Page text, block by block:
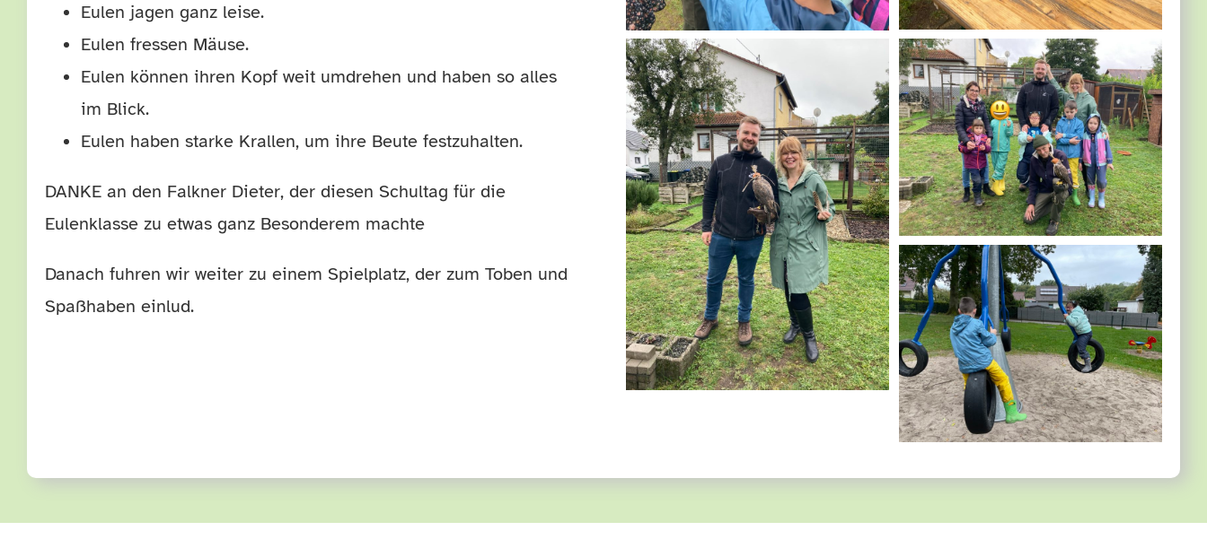
Eulen jagen ganz leise.
Eulen fressen Mäuse.
Eulen können ihren Kopf weit umdrehen und haben so alles
im Blick.
Eulen haben starke Krallen, um ihre Beute festzuhalten.
DANKE an den Falkner Dieter, der diesen Schultag für die
Eulenklasse zu etwas ganz Besonderem machte
Danach fuhren wir weiter zu einem Spielplatz, der zum Toben und
Spaßhaben einlud.